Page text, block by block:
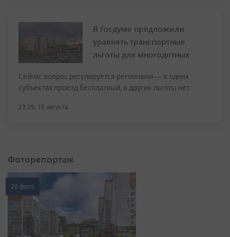
В Госдуме предложили
уравнять транспортные
льготы для многодетных
Сейчас вопрос регулируется регионами — в одних
субъектах проезд бесплатный, в других льготы нет
23:29, 10 августа
Фоторепортаж
20 фото